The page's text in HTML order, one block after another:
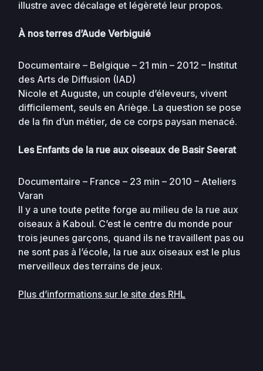
illustre avec décalage et légèreté leur propos.
À nos terres d’Aude Verbiguié
Documentaire – Belgique – 21 min – 2012 – Institut
des Arts de Diffusion (IAD)
Nicole et Auguste, un couple d’éleveurs, vivent
difficilement, seuls en Ariège. La question se pose
de la fin d’un métier, de ce corps paysan menacé.
Les Enfants de la rue aux oiseaux de Basir Seerat
Documentaire – France – 23 min – 2010 – Ateliers
Varan
Il y a une toute petite forge au milieu de la rue aux
oiseaux à Kaboul. C’est le centre du monde pour
trois jeunes garçons, quand ils ne travaillent pas ou
ne sont pas à l’école, la rue aux oiseaux est le plus
merveilleux des terrains de jeux.
Plus d’informations sur le site des RHL